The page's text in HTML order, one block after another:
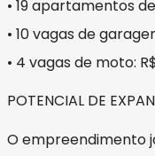
• 19 apartamentos
• 10 vagas de
• 4 vagas de moto:
POTENCIAL DE
O empreendimento